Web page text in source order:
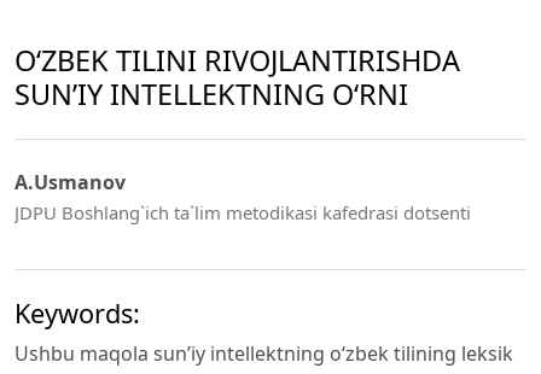
O‘ZBEK TILINI RIVOJLANTIRISHDA
SUN’IY INTELLEKTNING O‘RNI
A.Usmanov
JDPU Boshlang`ich ta`lim metodikasi kafedrasi dotsenti
Keywords:
Ushbu maqola sun’iy intellektning o‘zbek tilining leksik